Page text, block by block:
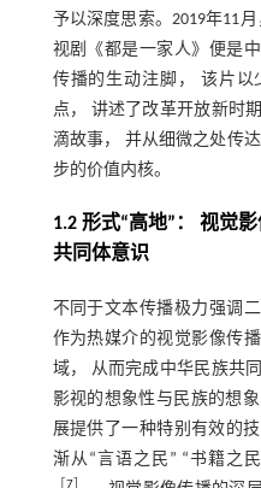
予以深度思索。2019年11
视剧《都是一家人》便是
传播的生动注脚， 该片以
点， 讲述了改革开放新时
滴故事， 并从细微之处传
步的价值内核。
1.2 形式“高地”： 视觉
共同体意识
不同于文本传播极力强调
作为热媒介的视觉影像传
域， 从而完成中华民族共
影视的想象性与民族的想
展提供了一种特别有效的
渐从“言语之民” “书籍之
7］